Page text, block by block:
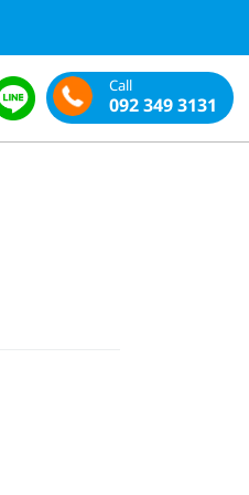
Call
092 349 3131